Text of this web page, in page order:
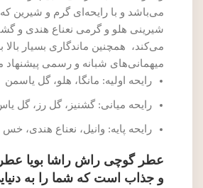
می‌باشد و با رایحه‌ای گرم و شیرین که
شیرینی هلو و گرمی نعناع هندی و
می‌کند، همچنین ماندگاری بسیار
میهمانی‌های شبانه و رسمی
رایحه اولیه: مانگا، هلو، گل یاسمن
رایحه میانی: گشنیز، گل رز، گل
رایحه پایه: وانیل، نعناع هندی،
عطر گوچی راش راشا بویا
و جذاب است که شما را به